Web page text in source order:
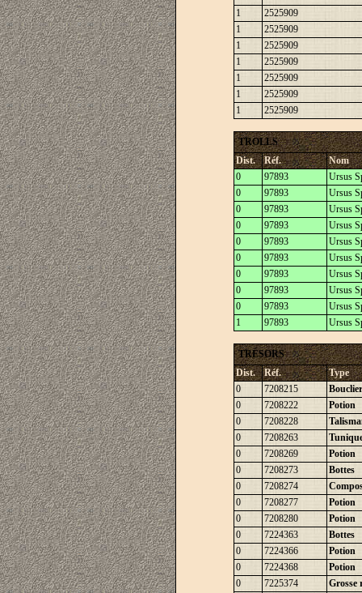
1
2525909
1
2525909
1
2525909
1
2525909
1
2525909
1
2525909
1
2525909
TROLLS
Dist.
Réf.
Nom
0
97893
Ursus
0
97893
Ursus
0
97893
Ursus
0
97893
Ursus
0
97893
Ursus
0
97893
Ursus
0
97893
Ursus
0
97893
Ursus
0
97893
Ursus
1
97893 Ursus
TRÉSORS
Dist.
Réf.
Type
0
7208215
Bouclier
0
7208222
Potion
0
7208228
0
7208263
0
7208269
Potion
0
7208273
Bottes
0
7208274
0
7208277
Potion
0
7208280
Potion
0
7224363
Bottes
0
7224366
Potion
0
7224368
Potion
0
7225374
Grosse